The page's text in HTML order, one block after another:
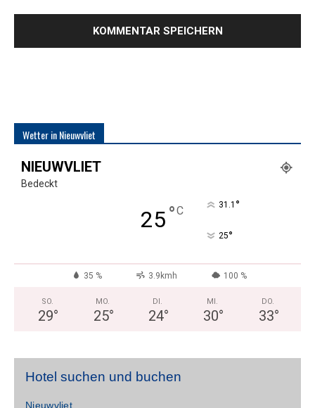
Wetter in Nieuwvliet
NIEUWVLIET
Bedeckt
25°C 31.1 °
25°
35 % 3.9kmh 100 %
SO.
29°
MO.
25°
DI.
24°
MI.
30°
DO.
33°
Hotel suchen und buchen
Nieuwvliet